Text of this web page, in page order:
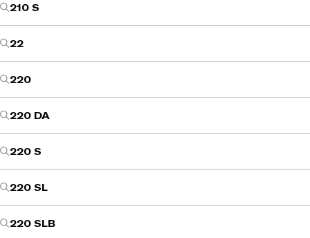
210 S
22
220
220 DA
220 S
220 SL
220 SLB